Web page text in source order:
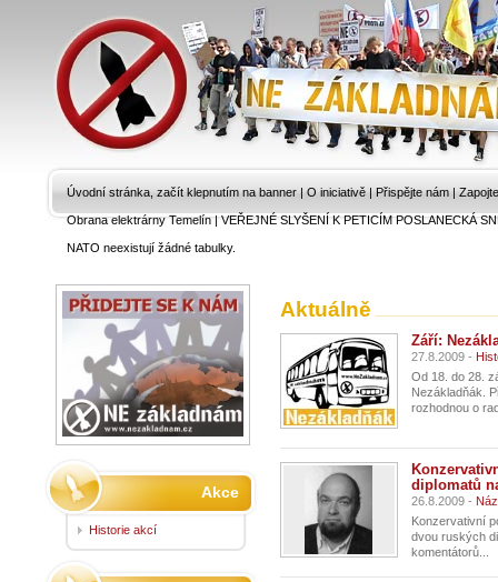
Úvodní stránka, začít klepnutím na banner | O iniciativě | Přispějte nám |
Obrana elektrárny Temelín|VEŘEJNÉ SLYŠENÍ K PETICÍM POSLANECKÁ
NATO neexistují žádné tabulky.
Aktuálně
Září:
27.8.2009 -
Od 18. do 28.
Nezákladňák.
rozhodnou o
diplomatů
26.8.2009 -
Konzervativní
dvou ruských
komentátorů...
Akce
Historie akcí